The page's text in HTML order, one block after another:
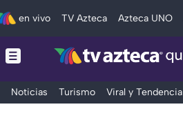
en vivo TV Azteca Azteca UNO
Noticias Turismo Viral y Tendencia